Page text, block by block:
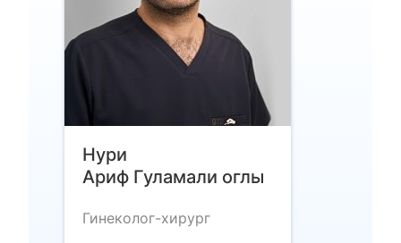
Нури
Ариф Гуламали оглы
Гинеколог-хирург